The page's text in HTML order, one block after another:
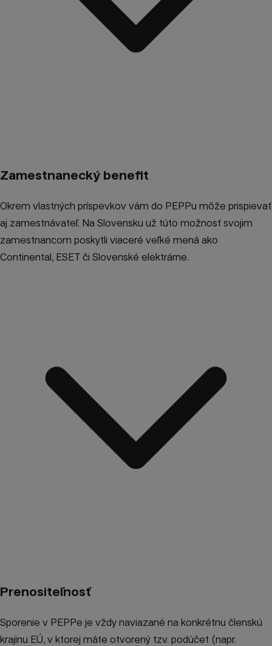
Zamestnanecký benefit
Okrem vlastných príspevkov vám do PEPPu môže prispievať
aj zamestnávateľ. Na Slovensku už túto možnosť svojim
zamestnancom poskytli viaceré veľké mená ako
Continental, ESET či Slovenské elektrárne.
Prenositeľnosť
Sporenie v PEPPe je vždy naviazané na konkrétnu členskú
krajinu EÚ, v ktorej máte otvorený tzv. podúčet (napr.